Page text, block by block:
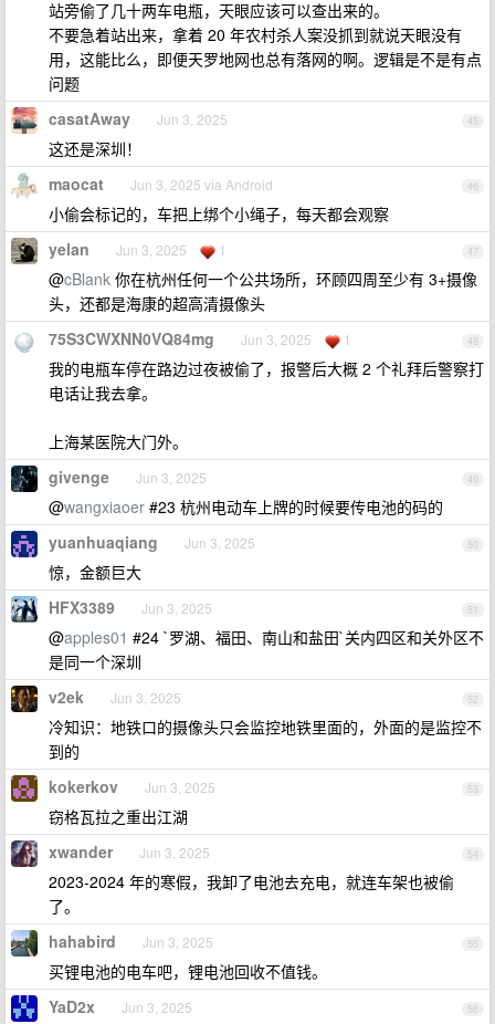
站旁偷了几十两车电瓶，天眼应该可以查出来的。
不要急着站出来，拿着 20 年农村杀人案没抓到就说天眼没有
用，这能比么，即便天罗地网也总有落网的啊。逻辑是不是有点
问题
45
casatAway Jun 3, 2025
这还是深圳！
46
maocat Jun 3, 2025 via Android
小偷会标记的，车把上绑个小绳子，每天都会观察
47
yelan Jun 3, 2025 1
@cBlank 你在杭州任何一个公共场所，环顾四周至少有 3+摄像
头，还都是海康的超高清摄像头
48
75S3CWXNN0VQ84mg Jun 3, 2025 1
我的电瓶车停在路边过夜被偷了，报警后大概 2 个礼拜后警察打
电话让我去拿。
上海某医院大门外。
49
givenge Jun 3, 2025
@wangxiaoer #23 杭州电动车上牌的时候要传电池的码的
50
yuanhuaqiang Jun 3, 2025
惊，金额巨大
51
HFX3389 Jun 3, 2025
@apples01 #24 `罗湖、福田、南山和盐田`关内四区和关外区不
是同一个深圳
52
v2ek Jun 3, 2025
冷知识：地铁口的摄像头只会监控地铁里面的，外面的是监控不
到的
53
kokerkov Jun 3, 2025
窃格瓦拉之重出江湖
54
xwander Jun 3, 2025
2023-2024 年的寒假，我卸了电池去充电，就连车架也被偷
了。
55
hahabird Jun 3, 2025
买锂电池的电车吧，锂电池回收不值钱。
56
YaD2x Jun 3, 2025